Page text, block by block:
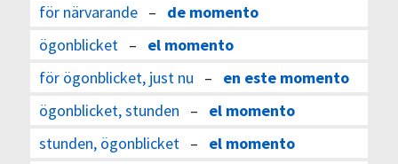
för närvarande– de momento
ögonblicket – el momento
för ögonblicket, just nu – en este momento
ögonblicket, stunden – el momento
stunden, ögonblicket – el momento